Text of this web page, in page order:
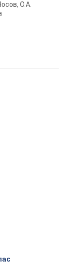
О.А.